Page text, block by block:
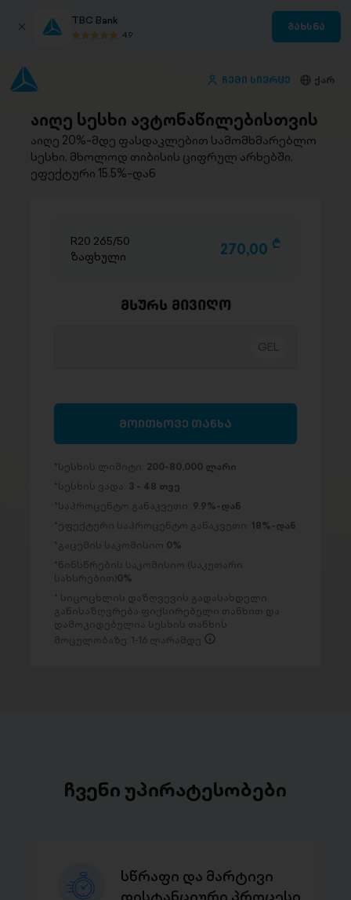
TBC Bank
4.9
გახსნა
ჩემი სივრცე ქარ
აიღე სესხი ავტონაწილებისთვის
აიღე 20%-მდე ფასდაკლებით სამომხმარებლო
სესხი, მხოლოდ თიბისის ციფრულ არხებში,
ეფექტური 15.5%-დან
R20 265/50
ზაფხული
270,00 D
მსურს მივიღო
მოითხოვე თანხა
სესხის ლიმიტი: 200-80,000 ლარი
სესხის ვადა: 3 - 48 თვე
საპროცენტო განაკვეთი: 9.9%-დან
ეფექტური საპროცენტო განაკვეთი: 18%-დან
გაცემის საკომისიო 0%
წინსწრების საკომისიო (საკუთარი
სახსრებით)0%
სიცოცხლის დაზღვევის გადასახდელი
განისაზღვრება ფიქსირებული თანხით და
დამოკიდებულია სესხის თანხის
მოცულობაზე: 1-16 ლარამდე
ჩვენი უპირატესობები
სწრაფი და მარტივი